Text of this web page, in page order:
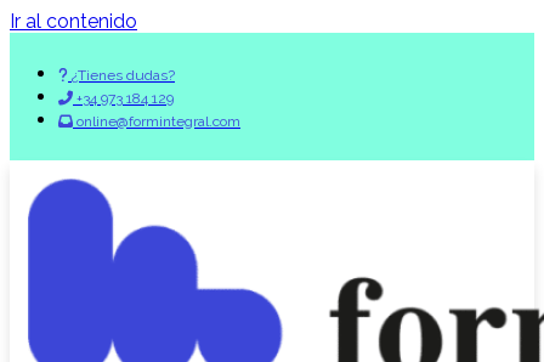
Ir al contenido
¿Tienes dudas?
+34 973 184 129
online@formintegral.com